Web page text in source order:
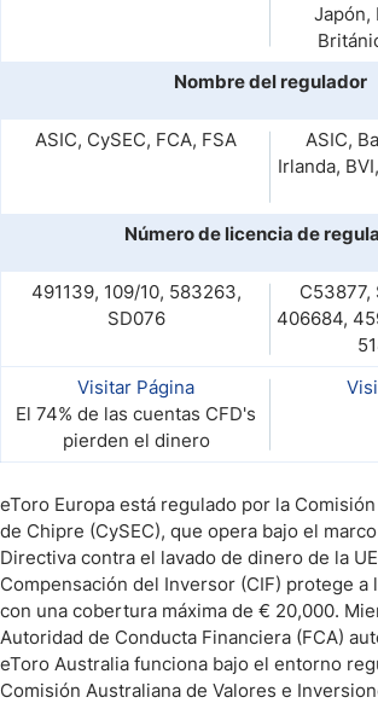
Japón,
Nombre del regulador
ASIC, CySEC, FCA, FSA
ASIC,
Irlanda,
Número de licencia de
491139, 109/10, 583263,
SD076
C53877,
406684,
Visitar Página
El 74% de las cuentas CFD's
pierden el dinero
eToro Europa está regulado por la
de Chipre (CySEC), que opera bajo el
Directiva contra el lavado de dinero de la
Compensación del Inversor (CIF) protege a
con una cobertura máxima de € 20,000.
Autoridad de Conducta Financiera (FCA)
eToro Australia funciona bajo el entorno
Comisión Australiana de Valores e